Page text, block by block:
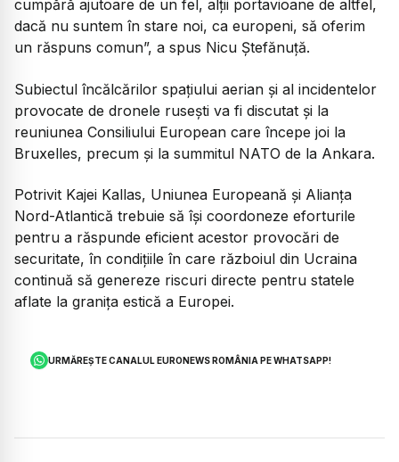
cumpără ajutoare de un fel, alții portavioane de altfel,
dacă nu suntem în stare noi, ca europeni, să oferim
un răspuns comun”, a spus Nicu Ștefănuță.
Subiectul încălcărilor spațiului aerian și al incidentelor
provocate de dronele rusești va fi discutat și la
reuniunea Consiliului European care începe joi la
Bruxelles, precum și la summitul NATO de la Ankara.
Potrivit Kajei Kallas, Uniunea Europeană și Alianța
Nord-Atlantică trebuie să își coordoneze eforturile
pentru a răspunde eficient acestor provocări de
securitate, în condițiile în care războiul din Ucraina
continuă să genereze riscuri directe pentru statele
aflate la granița estică a Europei.
URMĂREȘTE CANALUL EURONEWS ROMÂNIA PE WHATSAPP!